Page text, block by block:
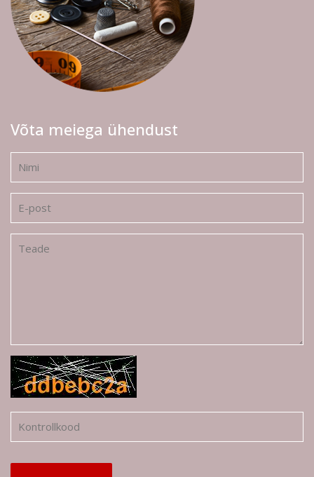
Võta meiega ühendust